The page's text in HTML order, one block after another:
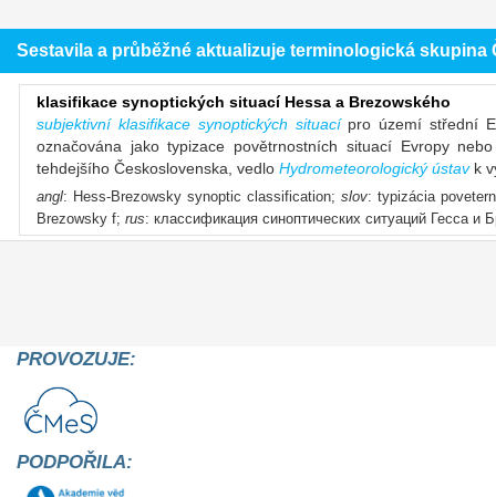
Sestavila a průběžné aktualizuje terminologická
klasifikace synoptických situací Hessa a Brezowského
subjektivní klasifikace synoptických situacípro území střední
označována jako typizace povětrnostních situací Evropy
tehdejšího Československa, vedlo Hydrometeorologický ústavk
angl: Hess-Brezowsky synoptic classification;slov: typizácia
Brezowsky f; rus: классификация синоптических ситуаций Гесса и
PROVOZUJE:
PODPOŘILA: